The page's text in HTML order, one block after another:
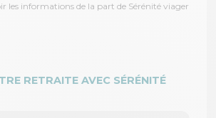
RETRAITE AVEC SÉRÉNITÉ
les informations de la part de Sérénité viager